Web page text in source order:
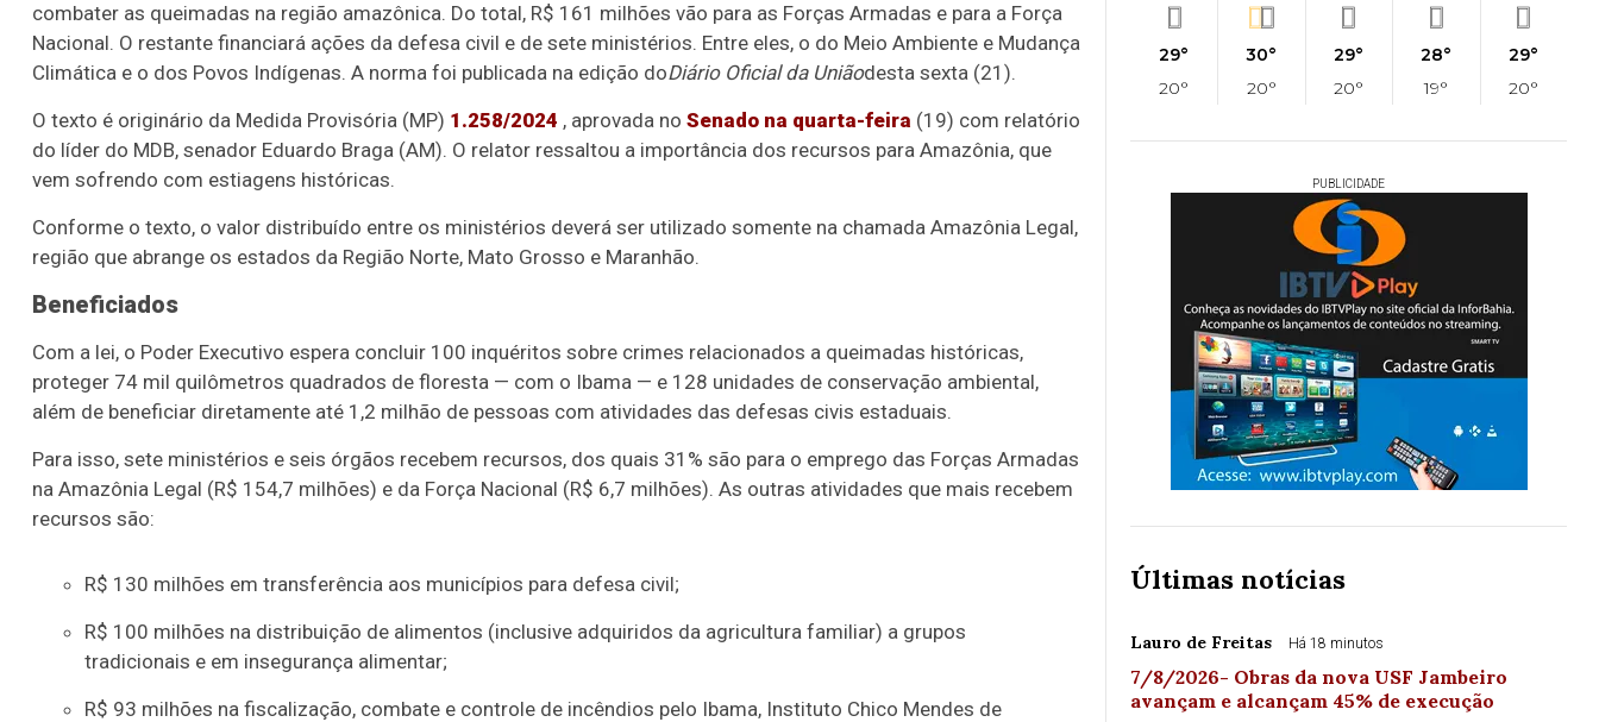
combater as queimadas na região amazônica. Do total, R$ 161 milhões vão para as Forças Armadas e para a Força
Nacional. O restante financiará ações da defesa civil e de sete ministérios. Entre eles, o do Meio Ambiente e Mudança
Climática e o dos Povos Indígenas. A norma foi publicada na edição doDiário Oficial da Uniãodesta sexta (21).
O texto é originário da Medida Provisória (MP) 1.258/2024 , aprovada no Senado na quarta-feira (19) com relatório
do líder do MDB, senador Eduardo Braga (AM). O relator ressaltou a importância dos recursos para Amazônia, que
vem sofrendo com estiagens históricas.
Conforme o texto, o valor distribuído entre os ministérios deverá ser utilizado somente na chamada Amazônia Legal,
região que abrange os estados da Região Norte, Mato Grosso e Maranhão.
Beneficiados
Com a lei, o Poder Executivo espera concluir 100 inquéritos sobre crimes relacionados a queimadas históricas,
proteger 74 mil quilômetros quadrados de floresta — com o Ibama — e 128 unidades de conservação ambiental,
além de beneficiar diretamente até 1,2 milhão de pessoas com atividades das defesas civis estaduais.
Para isso, sete ministérios e seis órgãos recebem recursos, dos quais 31% são para o emprego das Forças Armadas
na Amazônia Legal (R$ 154,7 milhões) e da Força Nacional (R$ 6,7 milhões). As outras atividades que mais recebem
recursos são:
R$ 130 milhões em transferência aos municípios para defesa civil;
R$ 100 milhões na distribuição de alimentos (inclusive adquiridos da agricultura familiar) a grupos
tradicionais e em insegurança alimentar;
R$ 93 milhões na fiscalização, combate e controle de incêndios pelo Ibama, Instituto Chico Mendes de
29°
20°
30°
20°
29°
20°
28°
19°
29°
20°
PUBLICIDADE
Últimas notícias
Lauro de Freitas Há 18 minutos
7/8/2026- Obras da nova USF Jambeiro
avançam e alcançam 45% de execução